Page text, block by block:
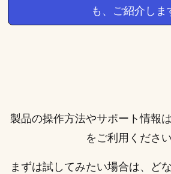
も、ご紹介しま
製品の操作方法やサポート情報は
をご利用ください
まずは試してみたい場合は、ど